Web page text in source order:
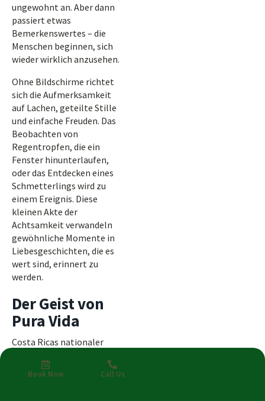
ungewohnt an. Aber dann
passiert etwas
Bemerkenswertes – die
Menschen beginnen, sich
wieder wirklich anzusehen.
Ohne Bildschirme richtet
sich die Aufmerksamkeit
auf Lachen, geteilte Stille
und einfache Freuden. Das
Beobachten von
Regentropfen, die ein
Fenster hinunterlaufen,
oder das Entdecken eines
Schmetterlings wird zu
einem Ereignis. Diese
kleinen Akte der
Achtsamkeit verwandeln
gewöhnliche Momente in
Liebesgeschichten, die es
wert sind, erinnert zu
werden.
Der Geist von
Pura Vida
Costa Ricas nationaler
erfasst mehr als
Book Now Call Us